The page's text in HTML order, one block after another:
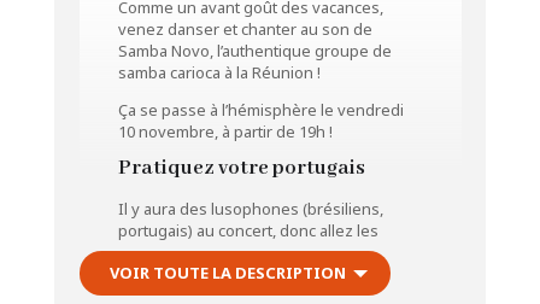
Comme un avant goût des vacances,
venez danser et chanter au son de
Samba Novo, l’authentique groupe de
samba carioca à la Réunion !
Ça se passe à l’hémisphère le vendredi
10 novembre, à partir de 19h !
Pratiquez votre portugais
Il y aura des lusophones (brésiliens,
portugais) au concert, donc allez les
rencontrer !
VOIR TOUTE LA DESCRIPTION